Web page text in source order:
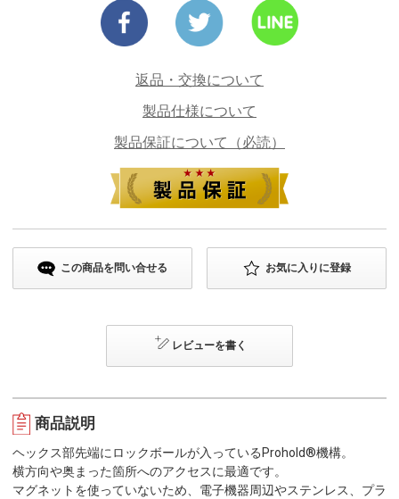
返品・交換について
製品仕様について
製品保証について（必読）
この商品を問い合せる お気に入りに登録
レビューを書く
商品説明
ヘックス部先端にロックボールが入っているProhold®機構。
横方向や奥まった箇所へのアクセスに最適です。
マグネットを使っていないため、電子機器周辺やステンレス、プラ